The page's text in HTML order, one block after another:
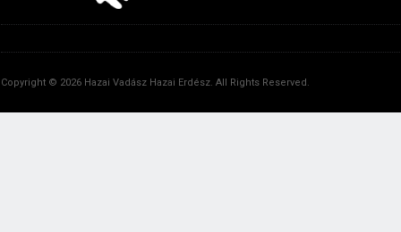
Copyright © 2026 Hazai Vadász Hazai Erdész. All Rights Reserved.